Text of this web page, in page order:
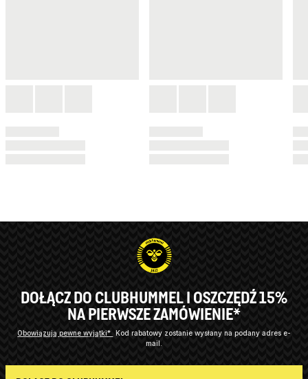
DOŁĄCZ DO CLUBHUMMEL I OSZCZĘDŹ 15%
NA PIERWSZE ZAMÓWIENIE*
Obowiązują pewne wyjątki*
Kod rabatowy zostanie wysłany na podany adres e-
mail.